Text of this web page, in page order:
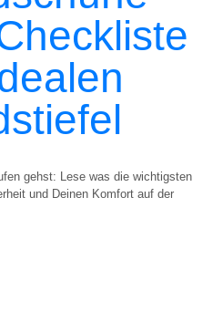
gehst: Lese was die wichtigsten
und Deinen Komfort auf der